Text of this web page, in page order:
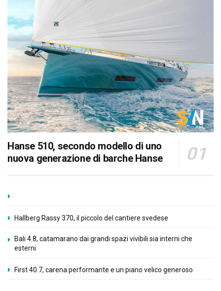
Hanse 510, secondo modello di uno
nuova generazione di barche Hanse
Hallberg Rassy 370, il piccolo del cantiere svedese
Bali 4.8, catamarano dai grandi spazi vivibili sia interni che
esterni
First 40.7, carena performante e un piano velico generoso